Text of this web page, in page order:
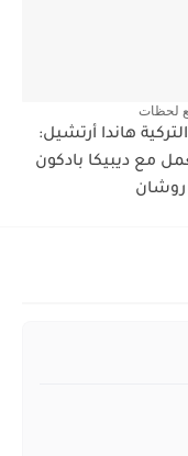
لحظات
هاندا أرتشيل:
مع ديبيكا بادكون
روشان